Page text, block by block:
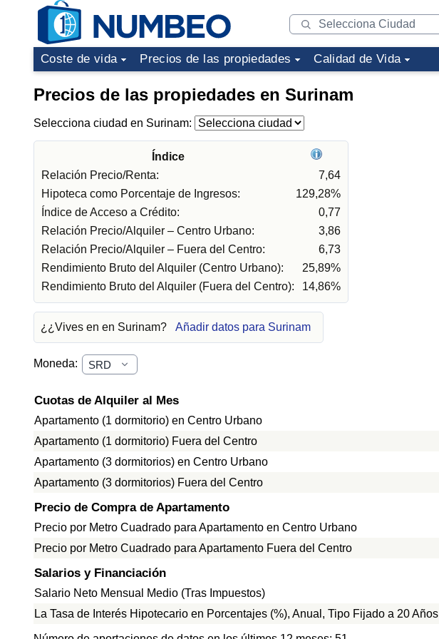
Coste de vida Precios de las propiedades Calidad de Vida
Precios de las propiedades en Surinam
Selecciona ciudad en Surinam:
Índice
Relación Precio/Renta:
7,64
Hipoteca como Porcentaje de Ingresos:
129,28%
Índice de Acceso a Crédito:
0,77
Relación Precio/Alquiler – Centro Urbano:
3,86
Relación Precio/Alquiler – Fuera del Centro:
6,73
Rendimiento Bruto del Alquiler (Centro Urbano):
25,89%
Rendimiento Bruto del Alquiler (Fuera del Centro):
14,86%
¿¿Vives en en Surinam? Añadir datos para Surinam
Moneda:
Cuotas de Alquiler al Mes
Apartamento (1 dormitorio) en Centro Urbano
Apartamento (1 dormitorio) Fuera del Centro
Apartamento (3 dormitorios) en Centro Urbano
Apartamento (3 dormitorios) Fuera del Centro
Precio de Compra de Apartamento
Precio por Metro Cuadrado para Apartamento en Centro Urbano
Precio por Metro Cuadrado para Apartamento Fuera del Centro
Salarios y Financiación
Salario Neto Mensual Medio (Tras Impuestos)
La Tasa de Interés Hipotecario en Porcentajes (%), Anual, Tipo Fijado a 20 Años